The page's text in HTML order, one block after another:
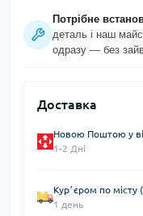
Потрібне
деталь і наш
одразу — без
Доставка
Новою Поштою у
1-2 Дні
Курʼєром по місту
1 день